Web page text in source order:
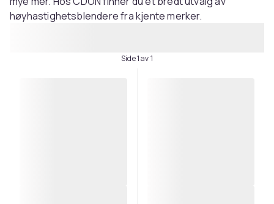
høyhastighetsblendere fra kjente merker.
Side 1 av 1